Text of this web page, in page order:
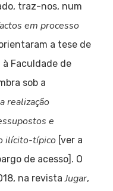
traz-nos, num
em processo
a tese de
Faculdade de
sob a
realização
e
ilícito-típico [ver a
de acesso]. O
na revistaJugar,